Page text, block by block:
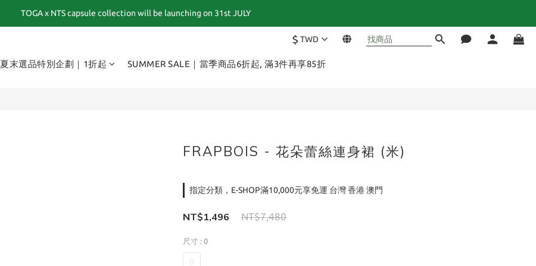
夏末選品特別企劃｜1折起｜特價商品售出後不退換貨
TOGA x NTS capsule collection will be launching on 31st JULY
$ TWD
夏末選品特別企劃｜1折起 SUMMER SALE｜當季商品6折起, 滿3件再享85折
FRAPBOIS - 花朵蕾絲連身裙 (米)
指定分類，E-SHOP滿10,000元享免運 台灣 香港 澳門
NT$1,496 NT$7,480
尺寸 : 0
0